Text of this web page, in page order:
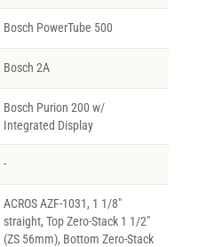
Bosch PowerTube 500
Bosch 2A
Bosch Purion 200 w/
Integrated Display
-
ACROS AZF-1031, 1 1/8"
straight, Top Zero-Stack 1 1/2"
(ZS 56mm), Bottom Zero-Stack